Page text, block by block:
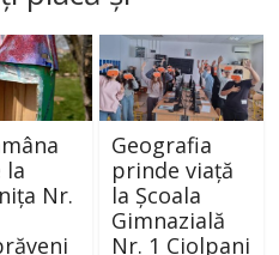
la
Nr.
Geografia
prinde viață
la Școala
Gimnazială
Nr. 1 Ciolpani